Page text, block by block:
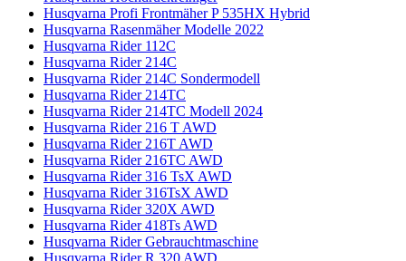
Husqvarna Profi Frontmäher P 535HX Hybrid
Husqvarna Rasenmäher Modelle 2022
Husqvarna Rider 112C
Husqvarna Rider 214C
Husqvarna Rider 214C Sondermodell
Husqvarna Rider 214TC
Husqvarna Rider 214TC Modell 2024
Husqvarna Rider 216 T AWD
Husqvarna Rider 216T AWD
Husqvarna Rider 216TC AWD
Husqvarna Rider 316 TsX AWD
Husqvarna Rider 316TsX AWD
Husqvarna Rider 320X AWD
Husqvarna Rider 418Ts AWD
Husqvarna Rider Gebrauchtmaschine
Husqvarna Rider R 320 AWD